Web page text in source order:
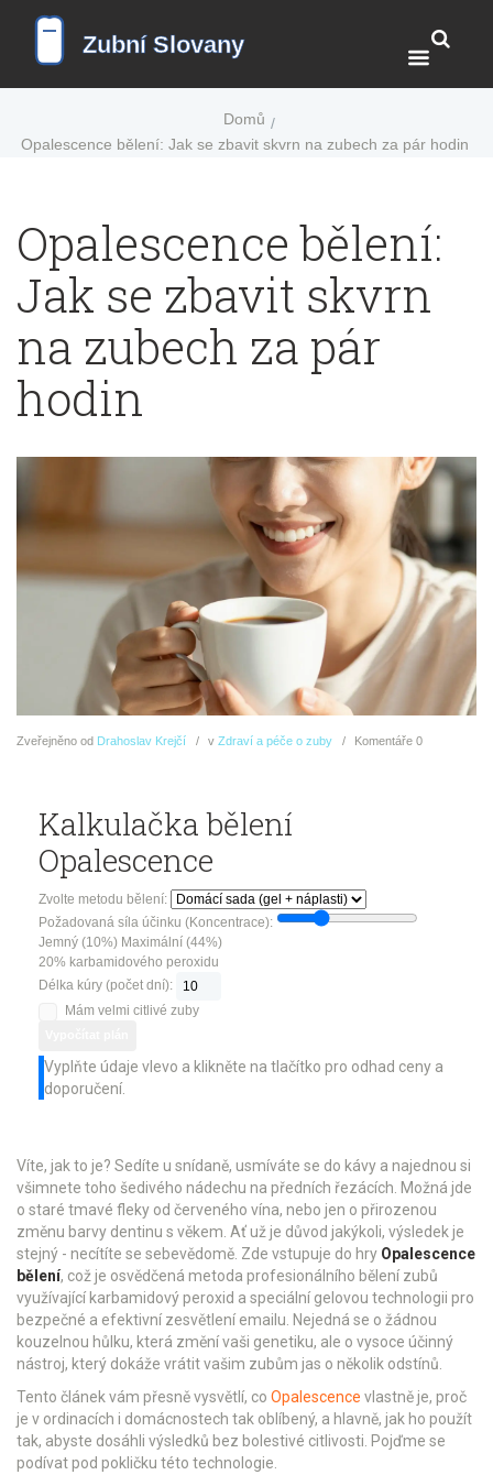
Domů
Opalescence bělení: Jak se zbavit skvrn na zubech za pár hodin
Opalescence bělení:
Jak se zbavit skvrn
na zubech za pár
hodin
Zveřejněno od Drahoslav Krejčí v Zdraví a péče o zuby Komentáře 0
Kalkulačka bělení
Opalescence
Zvolte metodu bělení:
Požadovaná síla účinku (Koncentrace):
Jemný (10%) Maximální (44%)
20% karbamidového peroxidu
Délka kúry (počet dní):
Mám velmi citlivé zuby
Vyplňte údaje vlevo a klikněte na tlačítko pro odhad ceny a
doporučení.
Víte, jak to je? Sedíte u snídaně, usmíváte se do kávy a najednou si
všimnete toho šedivého nádechu na předních řezácích. Možná jde
o staré tmavé fleky od červeného vína, nebo jen o přirozenou
změnu barvy dentinu s věkem. Ať už je důvod jakýkoli, výsledek je
stejný - necítíte se sebevědomě. Zde vstupuje do hry Opalescence
bělení, což je osvědčená metoda profesionálního bělení zubů
využívající karbamidový peroxid a speciální gelovou technologii pro
bezpečné a efektivní zesvětlení emailu . Nejedná se o žádnou
kouzelnou hůlku, která změní vaši genetiku, ale o vysoce účinný
nástroj, který dokáže vrátit vašim zubům jas o několik odstínů.
Tento článek vám přesně vysvětlí, co Opalescence vlastně je, proč
je v ordinacích i domácnostech tak oblíbený, a hlavně, jak ho použít
tak, abyste dosáhli výsledků bez bolestivé citlivosti. Pojďme se
podívat pod pokličku této technologie.